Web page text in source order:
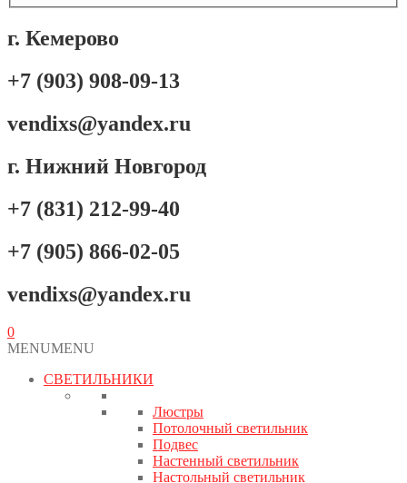
г. Кемерово
+7 (903) 908-09-13
vendixs@yandex.ru
г. Нижний Новгород
+7 (831) 212-99-40
+7 (905) 866-02-05
vendixs@yandex.ru
0
MENUMENU
СВЕТИЛЬНИКИ
Люстры
Потолочный светильник
Подвес
Настенный светильник
Настольный светильник